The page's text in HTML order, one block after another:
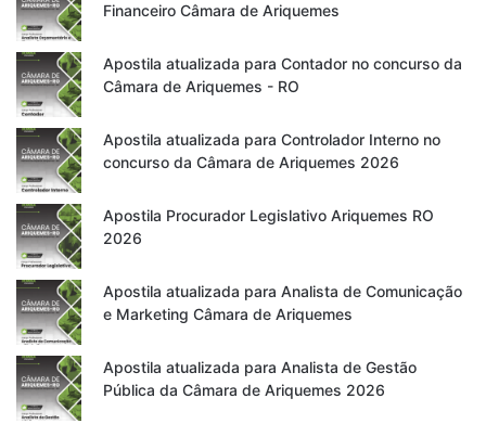
Financeiro Câmara de Ariquemes
Apostila atualizada para Contador no concurso da
Câmara de Ariquemes - RO
Apostila atualizada para Controlador Interno no
concurso da Câmara de Ariquemes 2026
Apostila Procurador Legislativo Ariquemes RO
2026
Apostila atualizada para Analista de Comunicação
e Marketing Câmara de Ariquemes
Apostila atualizada para Analista de Gestão
Pública da Câmara de Ariquemes 2026